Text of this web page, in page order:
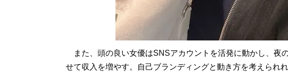
また、頭の良い女優はSNSアカウントを活発に動かし、夜
せて収入を増やす。自己ブランディングと動き方を考えられ